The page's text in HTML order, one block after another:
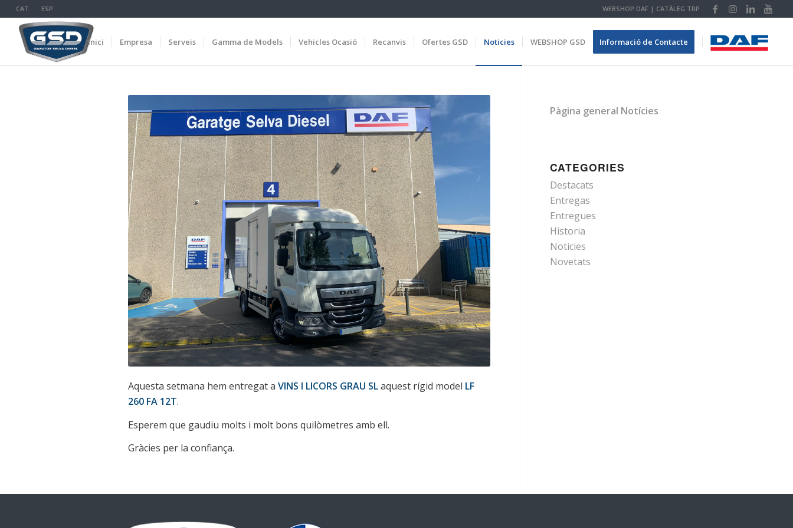
CAT ESP WEBSHOP DAF | CATÀLEG TRP
Inici Empresa Serveis Gamma de Models Vehicles Ocasió Recanvis Ofertes GSD Noticies WEBSHOP GSD Informació de Contacte
Aquesta setmana hem entregat a VINS I LICORS GRAU SLaquest rígid model LF
260 FA 12T.
Esperem que gaudiu molts i molt bons quilòmetres amb ell.
Gràcies per la confiança.
Pàgina general Notícies
CATEGORIES
Destacats
Entregas
Entregues
Historia
Noticies
Novetats